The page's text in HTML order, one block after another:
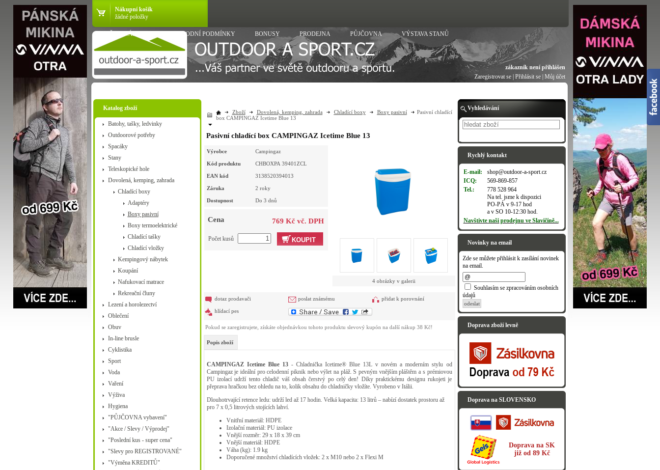
Nákupní košík
žádné položky
VŠE O NÁKUPU OBCHODNÍ PODMÍNKY BONUSY PRODEJNA PŮJČOVNA VÝSTAVA STANŮ
zákazník není přihlášen
Zaregistrovat se| Přihlásit se| Můj účet
Katalog zboží
Batohy, tašky, ledvinky
Outdoorové potřeby
Spacáky
Stany
Teleskopické hole
Dovolená, kemping, zahrada
Chladící boxy
Adaptéry
Boxy pasivní
Boxy termoelektrické
Chladící tašky
Chladící vložky
Kempingový nábytek
Koupání
Nafukovací matrace
Rekreační čluny
Lezení a horolezectví
Oblečení
Obuv
In-line brusle
Cyklistika
Sport
Voda
Vaření
Výživa
Hygiena
"PŮJČOVNA vybavení"
"Akce / Slevy / Výprodej"
"Poslední kus - super cena"
"Slevy pro REGISTROVANÉ"
"Výměna KREDITŮ"
Zboží Dovolená, kemping, zahrada Chladící boxy Boxy pasivní
Pasivní chladící
box CAMPINGAZ Icetime Blue 13
Pasivní chladící box CAMPINGAZ Icetime Blue 13
Výrobce Campingaz
Kód produktu CHBOXPA 39401ZCL
EAN kód 3138520394013
Záruka 2 roky
Dostupnost Do 3 dnů
Cena 769 Kč vč. DPH
KOUPIT
Počet kusů
4 obrázky v galerii
dotaz prodavači poslat známému přidat k porovnání
hlídací pes
Pokud se zaregistrujete, získáte objednávkou tohoto produktu slevový kupón na další nákup 38 Kč!
Popis zboží
CAMPINGAZ Icetime Blue 13 - Chladnička Icetime® Blue 13L v novém a moderním stylu od
Campingaz je ideální pro celodenní piknik nebo výlet na pláž. S pevným vnějším pláštěm a s prémiovou
PU izolací udrží tento chladič váš obsah čerstvý po celý den! Díky praktickému designu rukojeti je
přeprava hračkou bez ohledu na to, kolik obsahu do chladničky vložíte. Vyrobeno v Itálii.
Dlouhotrvající retence ledu: udrží led až 17 hodin. Velká kapacita: 13 litrů – nabízí dostatek prostoru až
pro 7 x 0,5 litrových stojících lahví.
Vnitřní materiál: HDPE
Izolační materiál: PU izolace
Vnější rozměr: 29 x 18 x 39 cm
Vnější materiál: HDPE
Váha (kg): 1.9 kg
Doporučené množství chladících vložek: 2 x M10 nebo 2 x Flexi M
Vyhledávání
Rychlý kontakt
E-mail:
shop@outdoor-a-sport.cz
ICQ:
569-869-857
Tel.:
778 528 964
Na tel. jsme k dispozici
PO-PÁ v 9-17 hod
a v SO 10-12:30 hod.
Navštivte naši prodejnu ve Slavičíně...
Novinky na email
Zde se můžete přihlásit k zasílání novinek
na email.
Souhlasím se zpracováním osobních
údajů
odeslat
Doprava zboží levně
Doprava na SLOVENSKO
Doprava na SK
již od 89 Kč